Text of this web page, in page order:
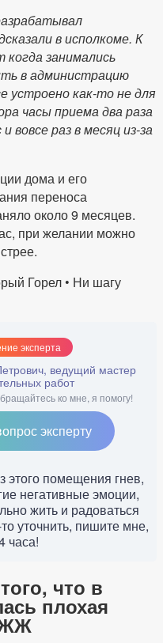
в исполкоме. К
когда занимались
в администрацию
устроено как-то не для
часы приема два раза
вовсе раз в месяц из-за
дома и его
переноса
около 9 месяцев.
при желании можно
эксперта
ведущий мастер
работ
ко мне, я помогу!
эксперту
этого помещения гнев,
негативные эмоции,
жить и радоваться
уточнить, пишите мне,
часа!
что в
плохая
ЖЖ